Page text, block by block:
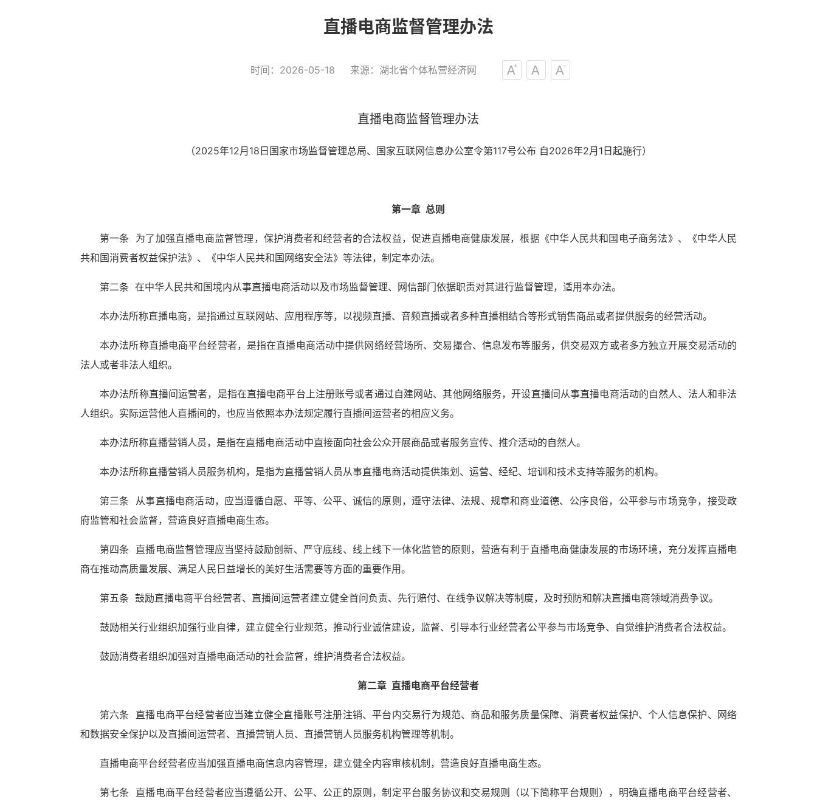
直播电商监督管理办法
时间： 2026-05-18 来源： 湖北省个体私营经济网
直播电商监督管理办法
（2025年12月18日国家市场监督管理总局、国家互联网信息办公室令第117号公布 自2026年2月1日起施行）
第一章 总则
第一条 为了加强直播电商监督管理，保护消费者和经营者的合法权益，促进直播电商健康发展，根据《中华人民共和国电子商务法》、《中华人民
共和国消费者权益保护法》、《中华人民共和国网络安全法》等法律，制定本办法。
第二条 在中华人民共和国境内从事直播电商活动以及市场监督管理、网信部门依据职责对其进行监督管理，适用本办法。
本办法所称直播电商，是指通过互联网站、应用程序等，以视频直播、音频直播或者多种直播相结合等形式销售商品或者提供服务的经营活动。
本办法所称直播电商平台经营者，是指在直播电商活动中提供网络经营场所、交易撮合、信息发布等服务，供交易双方或者多方独立开展交易活动的
法人或者非法人组织。
本办法所称直播间运营者，是指在直播电商平台上注册账号或者通过自建网站、其他网络服务，开设直播间从事直播电商活动的自然人、法人和非法
人组织。实际运营他人直播间的，也应当依照本办法规定履行直播间运营者的相应义务。
本办法所称直播营销人员，是指在直播电商活动中直接面向社会公众开展商品或者服务宣传、推介活动的自然人。
本办法所称直播营销人员服务机构，是指为直播营销人员从事直播电商活动提供策划、运营、经纪、培训和技术支持等服务的机构。
第三条 从事直播电商活动，应当遵循自愿、平等、公平、诚信的原则，遵守法律、法规、规章和商业道德、公序良俗，公平参与市场竞争，接受政
府监管和社会监督，营造良好直播电商生态。
第四条 直播电商监督管理应当坚持鼓励创新、严守底线、线上线下一体化监管的原则，营造有利于直播电商健康发展的市场环境，充分发挥直播电
商在推动高质量发展、满足人民日益增长的美好生活需要等方面的重要作用。
第五条 鼓励直播电商平台经营者、直播间运营者建立健全首问负责、先行赔付、在线争议解决等制度，及时预防和解决直播电商领域消费争议。
鼓励相关行业组织加强行业自律，建立健全行业规范，推动行业诚信建设，监督、引导本行业经营者公平参与市场竞争、自觉维护消费者合法权益。
鼓励消费者组织加强对直播电商活动的社会监督，维护消费者合法权益。
第二章 直播电商平台经营者
第六条 直播电商平台经营者应当建立健全直播账号注册注销、平台内交易行为规范、商品和服务质量保障、消费者权益保护、个人信息保护、网络
和数据安全保护以及直播间运营者、直播营销人员、直播营销人员服务机构管理等机制。
直播电商平台经营者应当加强直播电商信息内容管理，建立健全内容审核机制，营造良好直播电商生态。
第七条 直播电商平台经营者应当遵循公开、公平、公正的原则，制定平台服务协议和交易规则（以下简称平台规则），明确直播电商平台经营者、